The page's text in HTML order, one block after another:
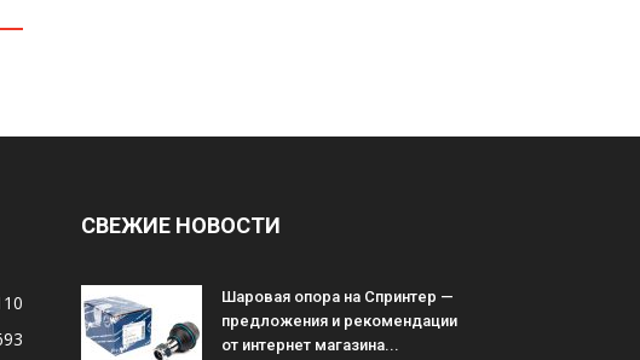
СВЕЖИЕ НОВОСТИ
Шаровая опора на Спринтер —
предложения и рекомендации
от интернет магазина...